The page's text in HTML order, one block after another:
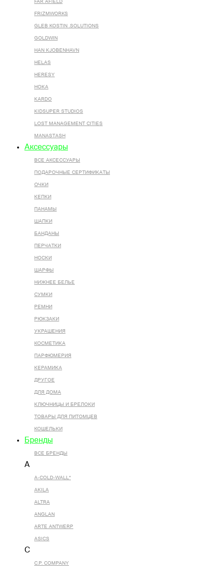
FAR AFIELD
FRIZMWORKS
GLEB KOSTIN .SOLUTIONS
GOLDWIN
HAN KJOBENHAVN
HELAS
HERESY
HOKA
KARDO
KIDSUPER STUDIOS
LOST MANAGEMENT CITIES
MANASTASH
Аксессуары
ВСЕ AКСЕССУАРЫ
ПОДАРОЧНЫЕ СЕРТИФИКАТЫ
ОЧКИ
КЕПКИ
ПАНАМЫ
ШАПКИ
БАНДАНЫ
ПЕРЧАТКИ
НОСКИ
ШАРФЫ
НИЖНЕЕ БЕЛЬЕ
СУМКИ
РЕМНИ
РЮКЗАКИ
УКРАШЕНИЯ
КОСМЕТИКА
ПАРФЮМЕРИЯ
КЕРАМИКА
ДРУГОЕ
ДЛЯ ДОМА
КЛЮЧНИЦЫ И БРЕЛОКИ
ТОВАРЫ ДЛЯ ПИТОМЦЕВ
КОШЕЛЬКИ
Бренды
ВСЕ БРЕНДЫ
A
A-COLD-WALL*
AKILA
ALTRA
ANGLAN
ARTE ANTWERP
ASICS
C
C.P. COMPANY